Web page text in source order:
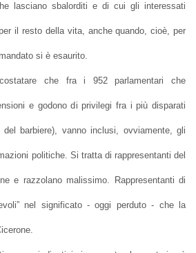
lasciano sbalorditi e di cui gli interessati
il resto della vita, anche quando, cioè, per
si è esaurito.
che fra i 952 parlamentari che
e godono di privilegi fra i più disparati
barbiere), vanno inclusi, ovviamente, gli
politiche. Si tratta di rappresentanti del
e razzolano malissimo. Rappresentanti di
nel significato - oggi perduto - che la